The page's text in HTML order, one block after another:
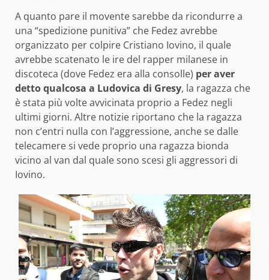
A quanto pare il movente sarebbe da ricondurre a
una “spedizione punitiva” che Fedez avrebbe
organizzato per colpire Cristiano Iovino, il quale
avrebbe scatenato le ire del rapper milanese in
discoteca (dove Fedez era alla consolle) per aver
detto qualcosa a Ludovica di Gresy, la ragazza che
è stata più volte avvicinata proprio a Fedez negli
ultimi giorni. Altre notizie riportano che la ragazza
non c’entri nulla con l’aggressione, anche se dalle
telecamere si vede proprio una ragazza bionda
vicino al van dal quale sono scesi gli aggressori di
Iovino.